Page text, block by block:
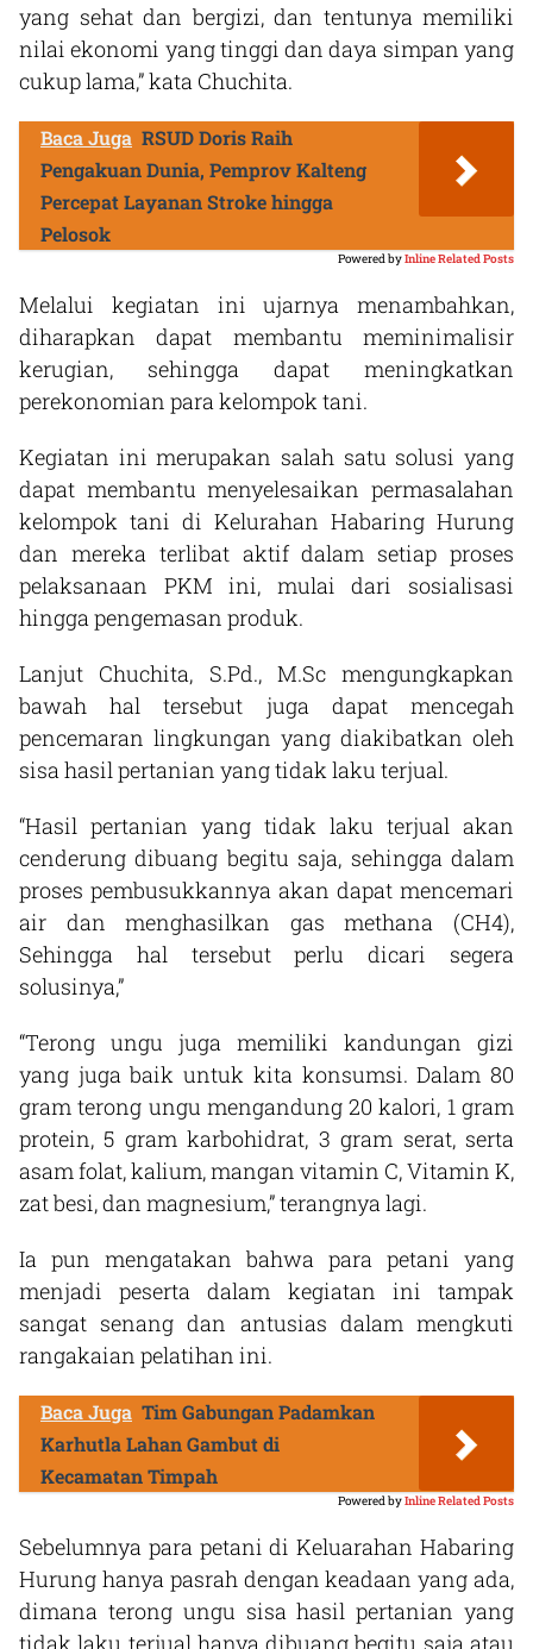
yang sehat dan bergizi, dan tentunya memiliki
nilai ekonomi yang tinggi dan daya simpan yang
cukup lama,” kata Chuchita.
Baca Juga RSUD Doris Raih
Pengakuan Dunia, Pemprov Kalteng
Percepat Layanan Stroke hingga
Pelosok
Powered byInline Related Posts
Melalui kegiatan ini ujarnya menambahkan,
diharapkan dapat membantu meminimalisir
kerugian, sehingga dapat meningkatkan
perekonomian para kelompok tani.
Kegiatan ini merupakan salah satu solusi yang
dapat membantu menyelesaikan permasalahan
kelompok tani di Kelurahan Habaring Hurung
dan mereka terlibat aktif dalam setiap proses
pelaksanaan PKM ini, mulai dari sosialisasi
hingga pengemasan produk.
Lanjut Chuchita, S.Pd., M.Sc mengungkapkan
bawah hal tersebut juga dapat mencegah
pencemaran lingkungan yang diakibatkan oleh
sisa hasil pertanian yang tidak laku terjual.
“Hasil pertanian yang tidak laku terjual akan
cenderung dibuang begitu saja, sehingga dalam
proses pembusukkannya akan dapat mencemari
air dan menghasilkan gas methana (CH4),
Sehingga hal tersebut perlu dicari segera
solusinya,”
“Terong ungu juga memiliki kandungan gizi
yang juga baik untuk kita konsumsi. Dalam 80
gram terong ungu mengandung 20 kalori, 1 gram
protein, 5 gram karbohidrat, 3 gram serat, serta
asam folat, kalium, mangan vitamin C, Vitamin K,
zat besi, dan magnesium,” terangnya lagi.
Ia pun mengatakan bahwa para petani yang
menjadi peserta dalam kegiatan ini tampak
sangat senang dan antusias dalam mengkuti
rangakaian pelatihan ini.
Baca Juga Tim Gabungan Padamkan
Karhutla Lahan Gambut di
Kecamatan Timpah
Powered byInline Related Posts
Sebelumnya para petani di Keluarahan Habaring
Hurung hanya pasrah dengan keadaan yang ada,
dimana terong ungu sisa hasil pertanian yang
tidak laku terjual hanya dibuang begitu saja atau